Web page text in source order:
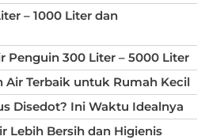
– 1000 Liter dan
Penguin 300 Liter – 5000 Liter
Air Terbaik untuk Rumah Kecil
Disedot? Ini Waktu Idealnya
Lebih Bersih dan Higienis